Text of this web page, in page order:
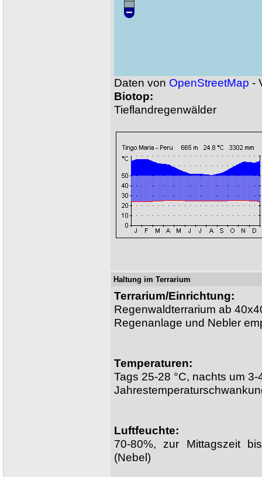
Daten von OpenStreetMap -
Biotop:
Tieflandregenwälder
Haltung im Terrarium
Terrarium/Einrichtung:
Regenwaldterrarium ab
Regenanlage und Nebler
Temperaturen:
Tags 25-28 °C, nachts um
Luftfeuchte:
70-80%, zur Mittagszeit
(Nebel)